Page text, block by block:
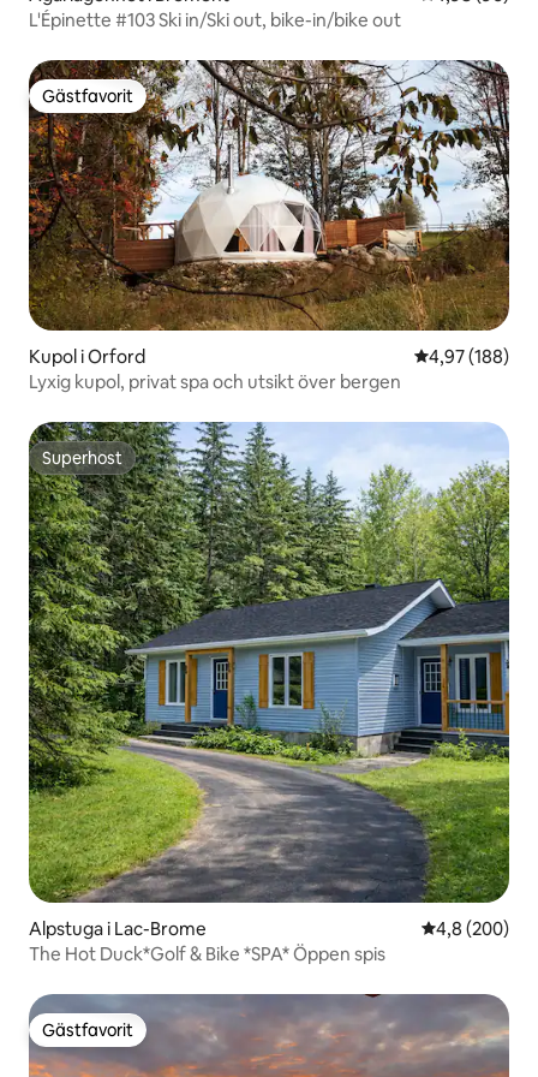
L'Épinette #103 Ski in/Ski out, bike-in/bike out
Gästfavorit
Gästfavorit
Kupol i Orford 4,97 av 5 i
4,97 (188)
Lyxig kupol, privat spa och utsikt över bergen
Superhost
Superhost
Alpstuga i Lac-Brome 4,8 av 5 i
4,8 (200)
The Hot Duck*Golf & Bike *SPA* Öppen spis
Gästfavorit
Gästfavorit